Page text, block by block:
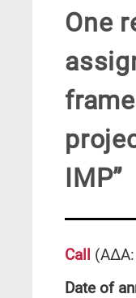
One
IMP”
Call (ΑΔΑ:
Date of